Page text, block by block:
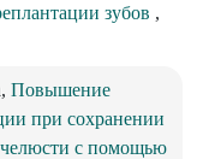
зубов ,
Повышение
при сохранении
челюсти с помощью